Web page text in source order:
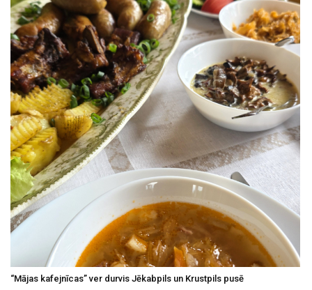
“Mājas kafejnīcas” ver durvis Jēkabpils un Krustpils pusē